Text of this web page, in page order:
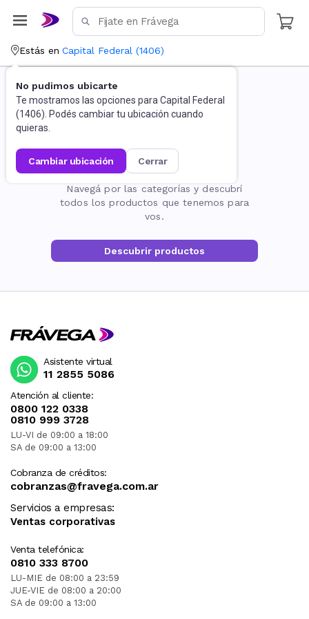
Estás en Capital Federal (1406)
No pudimos ubicarte
Te mostramos las opciones para Capital Federal
(1406). Podés cambiar tu ubicación cuando
quieras.
cambiar ubicación cerrar
La página no existe
Navegá por las categorías y descubrí
todos los productos que tenemos para
vos.
Descubrir productos
Atención al cliente:
0800 122 0338
0810 999 3728
LU-VI de 09:00 a 18:00
SA de 09:00 a 13:00
Cobranza de créditos:
cobranzas@fravega.com.ar
Servicios a empresas:
Ventas corporativas
Venta telefónica:
0810 333 8700
LU-MIE de 08:00 a 23:59
JUE-VIE de 08:00 a 20:00
SA de 09:00 a 13:00
Asistente virtual
11 2855 5086